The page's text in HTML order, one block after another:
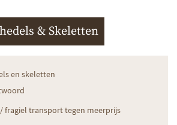
& Skeletten
en skeletten
fragiel transport tegen meerprijs